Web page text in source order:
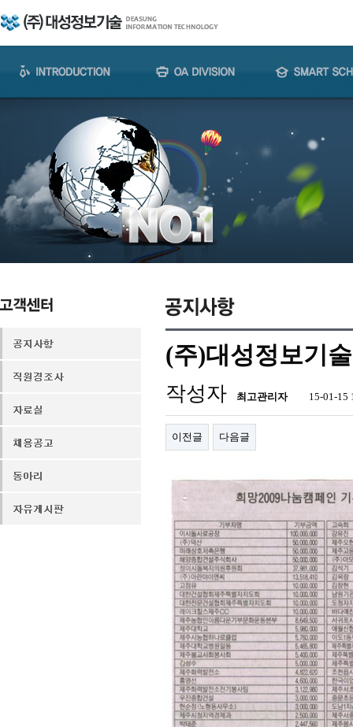
(주)대성정보기
작성자 최고관리자 15-01-15
이전글 다음글